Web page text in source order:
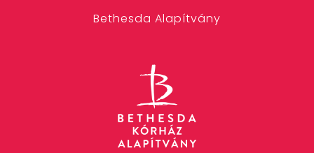
Bethesda Alapítvány